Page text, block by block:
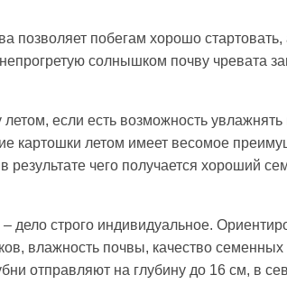
позволяет побегам хорошо
солнышком почву чревата
если есть возможность
картошки летом имеет весомое
чего получается хороший
– дело строго индивидуальное.
влажность почвы, качество
отправляют на глубину до 16 см, в